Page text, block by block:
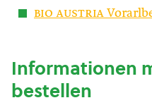
bio austria
Informationen
bestellen